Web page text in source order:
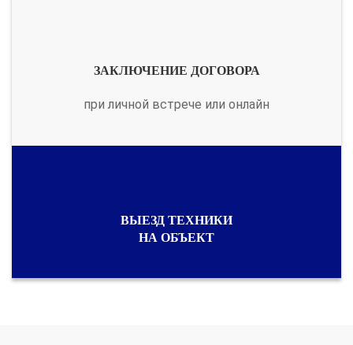
ЗАКЛЮЧЕНИЕ ДОГОВОРА
при личной встрече или онлайн
ВЫЕЗД ТЕХНИКИ
НА ОБЪЕКТ